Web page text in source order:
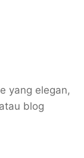
yang elegan,
blog